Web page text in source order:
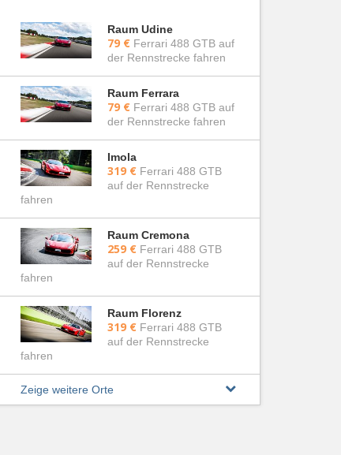
Raum Udine
79 € Ferrari 488 GTB auf
der Rennstrecke fahren
Raum Ferrara
79 € Ferrari 488 GTB auf
der Rennstrecke fahren
Imola
319 € Ferrari 488 GTB
auf der Rennstrecke
fahren
Raum Cremona
259 € Ferrari 488 GTB
auf der Rennstrecke
fahren
Raum Florenz
319 € Ferrari 488 GTB
auf der Rennstrecke
fahren
Zeige weitere Orte